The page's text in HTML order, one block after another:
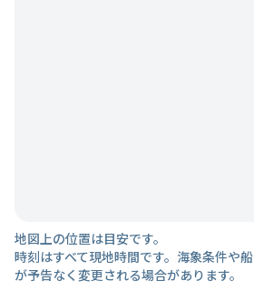
地図上の位置は目安です。
時刻はすべて現地時間です。海象条件や
が予告なく変更される場合があります。